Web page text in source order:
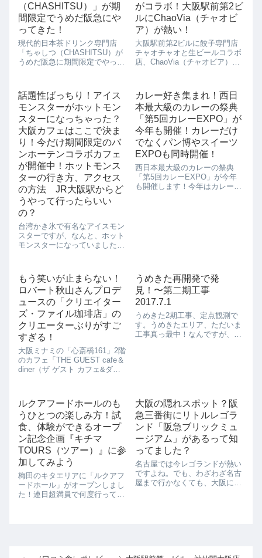
（CHASHITSU）」が期
間限定でうめだ阪急にや
ってきた！
現代的日本茶ドリンク専門店
「ちゃしつ（CHASHITSU）が
うめだ阪急に期間限定でやって
とコーヒーをブレンドした新し
いドリンクや、和のスイーツの
おはぎバーガーなど新しい日本
茶の楽しみ方を知...
がコラボ！大阪駅前第2ビ
ルにChaoVia（チャオビ
ア）が熱い！
大阪駅前第2ビルに餃子専門店
チャオチャオと生ビールコラボ
店、ChaoVia（チャオビア）が
すめ餃子はこちら。・チャオチ
ャオ餃子 300円・プリプリ
海老餃子 500円・鶏チーズ
餃...
話題性ばっちり！アイス
モンスターがホットモン
スターになっちゃった？
大阪カフェはここで決ま
り！今だけ期間限定のバ
ンホーテンコラボカフェ
が開催中！ホットモンス
ターの行き方、アクセス
の方法 JR大阪駅からど
うやって行ったらいい
の？
台湾かき氷で有名なアイスモン
スターですが、なんと、ホット
モンスターになっていました！
ココアブランドのバンホーテン
とコラボカフェ、ホットモンス
ターに華麗なる変身で...
カレー好き集まれ！西日
本最大級のカレーの祭典
「第5回カレーEXPO」が
今年も開催！カレーだけ
でなくパン博やスイーツ
EXPOも同時開催！
西日本最大級のカレーの祭典
「第5回カレーEXPO」が今年
も開催します！今年はカレーだ
もう笑いが止まらない！
ロバート秋山さんプロデ
ュースの「クリエイター
ズ・ファイル珈琲店」の
クリエーターぶりがすご
すぎる！
大阪ミナミの「心斎橋161」2階
のカフェ「THE GUEST cafe＆
diner（ザ ゲスト カフェ&ダイ
ズ・ファイル珈琲店」が期間限
定でオープンします。「THE
GUEST caf...
うめきた再開発で発
見！〜第二期工事
2017.7.1
うめきた2期工事、定点観測で
す。うめきたエリア、ただいま
工事真っ最中！なんですが、ち
ルクアフードホールのも
うひとつの楽しみ方！試
食、体験ができるオープ
ン記念企画『キチマ
TOURS（ツアー）』に参
加してみよう
梅田のキタエリアに「ルクアフ
ードホール」がオープンしまし
た！連日超満員で何度行っても
大阪の隠れスポット？阪
急三番街にリトルレゴラ
ンド「阪急ブリックミュ
ージアム」があるって知
ってました？
名古屋では今レゴランドが熱い
ですよね。でも、わざわざ名古
屋まで行かなくても、大阪にも